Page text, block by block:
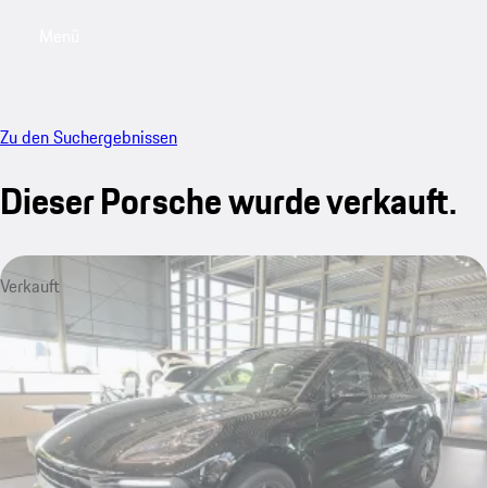
Zu den Suchergebnissen
Dieser Porsche wurde verkauft.
Verkauft